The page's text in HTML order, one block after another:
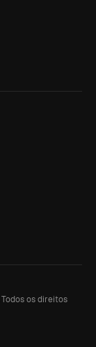
Todos os direitos